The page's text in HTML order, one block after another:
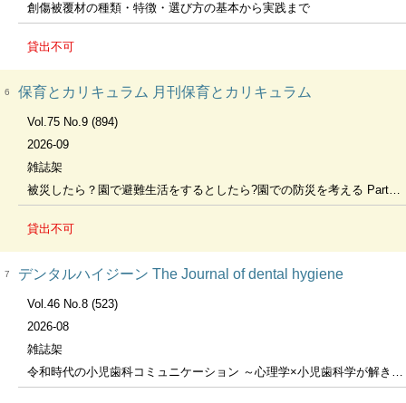
創傷被覆材の種類・特徴・選び方の基本から実践まで
貸出不可
6 保育とカリキュラム 月刊保育とカリキュラム
Vol.75 No.9 (894)
2026-09
雑誌架
被災したら？園で避難生活をするとしたら?園での防災を考える Part1 園での避難生活に備えよう! Part2 防災への取り組み事例を見てみよう!】
貸出不可
7 デンタルハイジーン The Journal of dental hygiene
Vol.46 No.8 (523)
2026-08
雑誌架
令和時代の小児歯科コミュニケーション ～心理学×小児歯科学が解き明かす，子どもと保護者へのかかわり方